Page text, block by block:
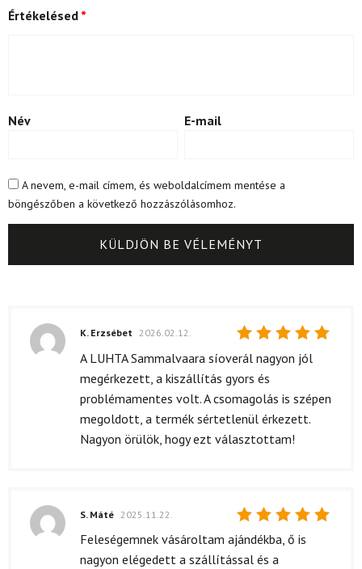
Értékelésed *
Név E-mail
A nevem, e-mail címem, és weboldalcímem mentése a
böngészőben a következő hozzászólásomhoz.
Értékelés:
/ 5
K. Erzsébet 2026.02.12.
A LUHTA Sammalvaara síoverál nagyon jól
megérkezett, a kiszállítás gyors és
problémamentes volt. A csomagolás is szépen
megoldott, a termék sértetlenül érkezett.
Nagyon örülök, hogy ezt választottam!
Értékelés:
/ 5
S. Máté 2025.11.22.
Feleségemnek vásároltam ajándékba, ő is
nagyon elégedett a szállítással és a